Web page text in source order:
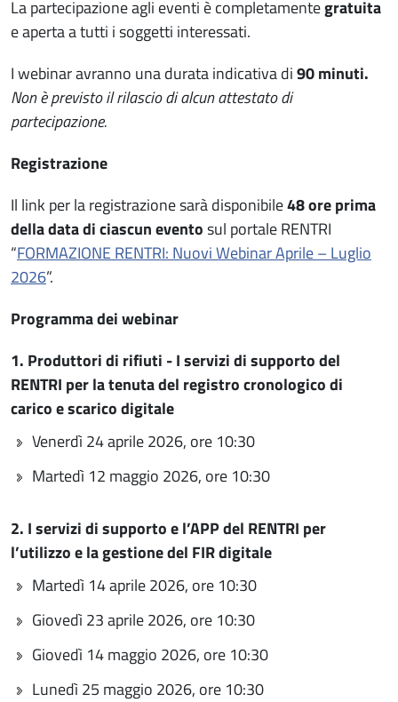
La partecipazione agli eventi è completamentegratuita
e aperta a tutti i soggetti interessati.
I webinar avranno una durata indicativa di90 minuti.
Non è previsto il rilascio di alcun attestato di
partecipazione.
Registrazione
Il link per la registrazione sarà disponibile48 ore prima
della data di ciascun eventosul portale RENTRI
“FORMAZIONE RENTRI: Nuovi Webinar Aprile – Luglio
2026”.
Programma dei webinar
1. Produttori di rifiuti - I servizi di supporto del
RENTRI per la tenuta del registro cronologico di
carico e scarico digitale
Venerdì 24 aprile 2026, ore 10:30
Martedì 12 maggio 2026, ore 10:30
2. I servizi di supporto e l’APP del RENTRI per
l’utilizzo e la gestione del FIR digitale
Martedì 14 aprile 2026, ore 10:30
Giovedì 23 aprile 2026, ore 10:30
Giovedì 14 maggio 2026, ore 10:30
Lunedì 25 maggio 2026, ore 10:30